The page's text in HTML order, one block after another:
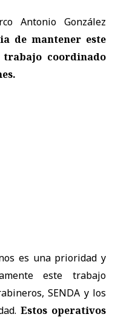
Antonio González
de mantener este
coordinado
es una prioridad y
este trabajo
SENDA y los
Estos operativos